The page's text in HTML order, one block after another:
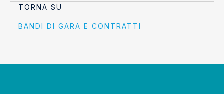
TORNA SU
BANDI DI GARA E CONTRATTI